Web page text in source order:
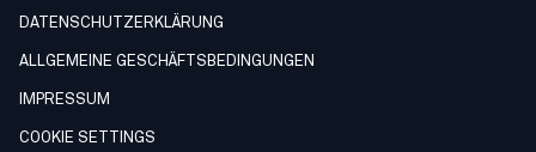
DATENSCHUTZERKLÄRUNG
ALLGEMEINE GESCHÄFTSBEDINGUNGEN
IMPRESSUM
COOKIE SETTINGS